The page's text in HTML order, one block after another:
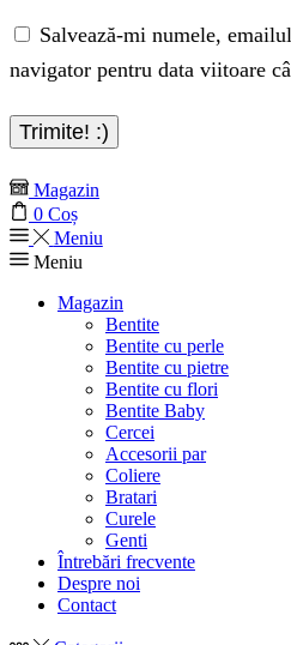
Salvează-mi numele,
navigator pentru data viitoare
Magazin
0 Coș
Meniu
Meniu
Magazin
Bentite
Bentite cu perle
Bentite cu pietre
Bentite cu flori
Bentite Baby
Cercei
Accesorii par
Coliere
Bratari
Curele
Genti
Întrebări frecvente
Despre noi
Contact